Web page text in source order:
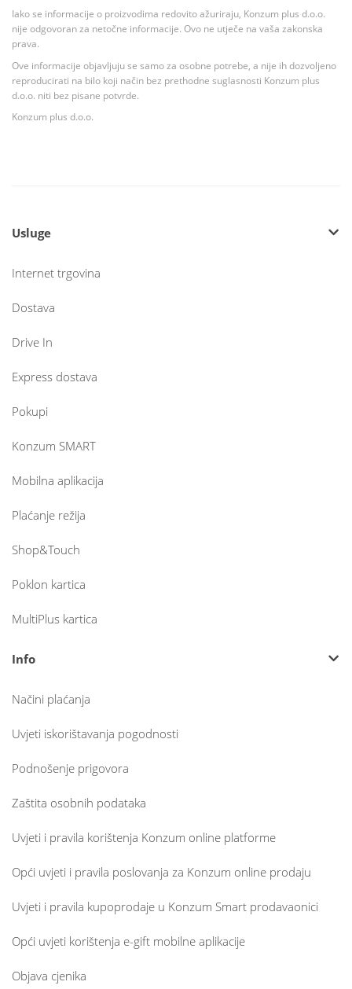
Iako se informacije o proizvodima redovito ažuriraju, Konzum plus d.o.o.
nije odgovoran za netočne informacije. Ovo ne utječe na vaša zakonska
prava.
Ove informacije objavljuju se samo za osobne potrebe, a nije ih dozvoljeno
reproducirati na bilo koji način bez prethodne suglasnosti Konzum plus
d.o.o. niti bez pisane potvrde.
Konzum plus d.o.o.
Usluge
Internet trgovina
Dostava
Drive In
Express dostava
Pokupi
Konzum SMART
Mobilna aplikacija
Plaćanje režija
Shop&Touch
Poklon kartica
MultiPlus kartica
Info
Načini plaćanja
Uvjeti iskorištavanja pogodnosti
Podnošenje prigovora
Zaštita osobnih podataka
Uvjeti i pravila korištenja Konzum online platforme
Opći uvjeti i pravila poslovanja za Konzum online prodaju
Uvjeti i pravila kupoprodaje u Konzum Smart prodavaonici
Opći uvjeti korištenja e-gift mobilne aplikacije
Objava cjenika